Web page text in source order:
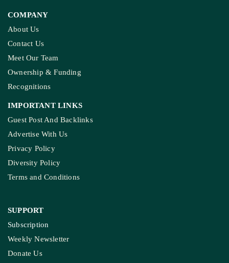
COMPANY
About Us
Contact Us
Meet Our Team
Ownership & Funding
Recognitions
IMPORTANT LINKS
Guest Post And Backlinks
Advertise With Us
Privacy Policy
Diversity Policy
Terms and Conditions
SUPPORT
Subscription
Weekly Newsletter
Donate Us